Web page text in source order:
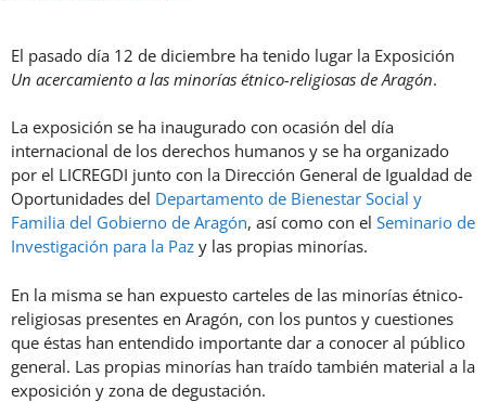
El pasado día 12 de diciembre ha tenido lugar la Exposición
Un acercamiento a las minorías étnico-religiosas de Aragón.
La exposición se ha inaugurado con ocasión del día
internacional de los derechos humanos y se ha organizado
por el LICREGDI junto con la Dirección General de Igualdad de
Oportunidades del Departamento de Bienestar Social y
Familia del Gobierno de Aragón, así como con el Seminario de
Investigación para la Paz y las propias minorías.
En la misma se han expuesto carteles de las minorías étnico-
religiosas presentes en Aragón, con los puntos y cuestiones
que éstas han entendido importante dar a conocer al público
general. Las propias minorías han traído también material a la
exposición y zona de degustación.